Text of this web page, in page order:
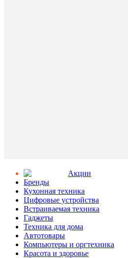
Aкции
Бренды
Кухонная техника
Цифровые устройства
Встраиваемая техника
Гаджеты
Техника для дома
Автотовары
Компьютеры и оргтехника
Красота и здоровье